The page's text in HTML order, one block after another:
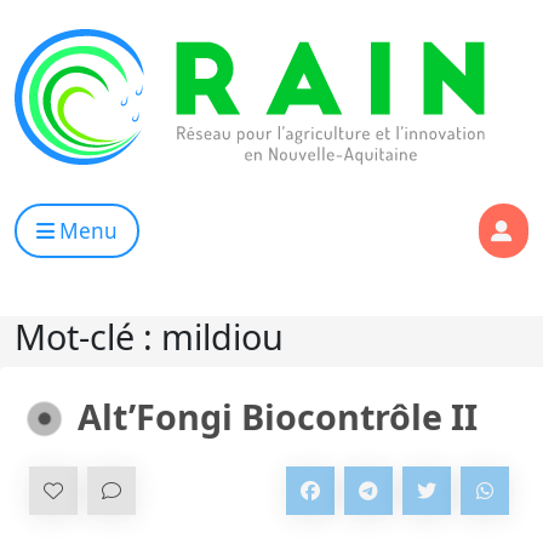
Menu
Mot-clé : mildiou
Alt’Fongi Biocontrôle II